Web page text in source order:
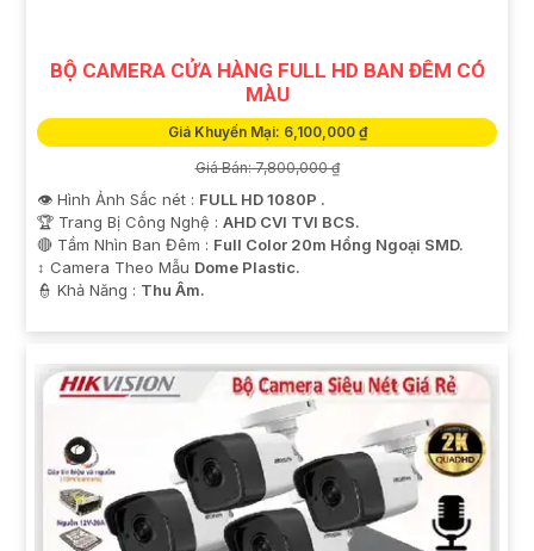
BỘ CAMERA CỬA HÀNG FULL HD BAN ĐÊM CÓ
MÀU
Giá Khuyến Mại: 6,100,000 ₫
Giá Bán: 7,800,000 ₫
👁 Hình Ảnh Sắc nét : FULL HD 1080P .
🏆 Trang Bị Công Nghệ : AHD CVI TVI BCS.
🔴 Tầm Nhìn Ban Đêm : Full Color 20m Hồng Ngoại SMD.
↕️ Camera Theo Mẫu Dome Plastic.
️👮 Khả Năng : Thu Âm.